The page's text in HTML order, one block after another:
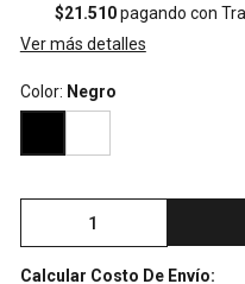
$21.510pagando con
Ver más detalles
Color: Negro
Calcular Costo De Envío: